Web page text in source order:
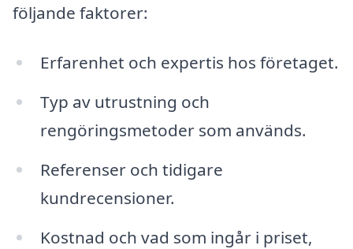
följande faktorer:
Erfarenhet och expertis hos företaget.
Typ av utrustning och
rengöringsmetoder som används.
Referenser och tidigare
kundrecensioner.
Kostnad och vad som ingår i priset,